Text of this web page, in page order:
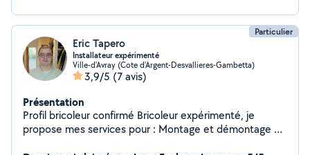
Particulier
Eric Tapero
Installateur expérimenté
Ville-d'Avray (Cote d'Argent-Desvallieres-Gambetta)
3,9/5 (7 avis)
Présentation
Profil bricoleur confirmé Bricoleur expérimenté, je
propose mes services pour : Montage et démontage de